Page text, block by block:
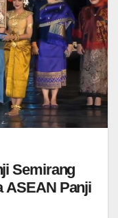
Semirang
ASEAN Panji